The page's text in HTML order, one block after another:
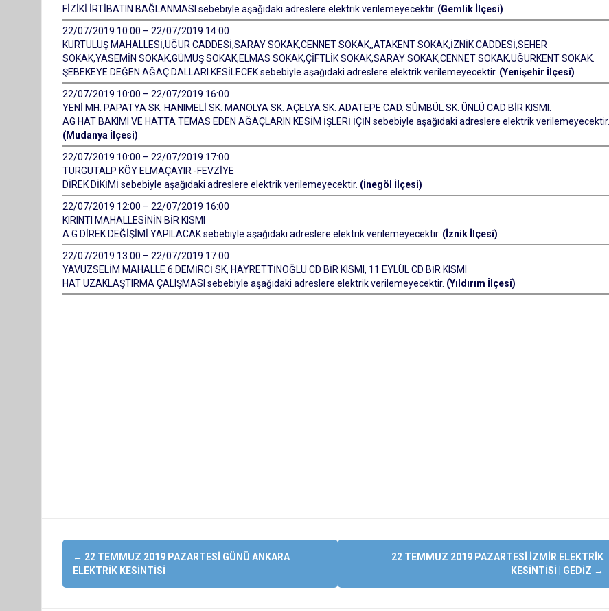
FİZİKİ İRTİBATIN BAĞLANMASI sebebiyle aşağıdaki adreslere elektrik verilemeyecektir. (Gemlik İlçesi)
22/07/2019 10:00 – 22/07/2019 14:00
KURTULUŞ MAHALLESİ,UĞUR CADDESİ,SARAY SOKAK,CENNET SOKAK,,ATAKENT SOKAK,İZNİK CADDESİ,SEHER
SOKAK,YASEMİN SOKAK,GÜMÜŞ SOKAK,ELMAS SOKAK,ÇİFTLİK SOKAK,SARAY SOKAK,CENNET SOKAK,UĞURKENT SOKAK.
ŞEBEKEYE DEĞEN AĞAÇ DALLARI KESİLECEK sebebiyle aşağıdaki adreslere elektrik verilemeyecektir. (Yenişehir İlçesi)
22/07/2019 10:00 – 22/07/2019 16:00
YENİ MH. PAPATYA SK. HANIMELİ SK. MANOLYA SK. AÇELYA SK. ADATEPE CAD. SÜMBÜL SK. ÜNLÜ CAD BİR KISMI.
AG HAT BAKIMI VE HATTA TEMAS EDEN AĞAÇLARIN KESİM İŞLERİ İÇİN sebebiyle aşağıdaki adreslere elektrik verilemeyecektir.
(Mudanya İlçesi)
22/07/2019 10:00 – 22/07/2019 17:00
TURGUTALP KÖY ELMAÇAYIR -FEVZİYE
DİREK DİKİMİ sebebiyle aşağıdaki adreslere elektrik verilemeyecektir. (İnegöl İlçesi)
22/07/2019 12:00 – 22/07/2019 16:00
KIRINTI MAHALLESİNİN BİR KISMI
A.G DİREK DEĞİŞİMİ YAPILACAK sebebiyle aşağıdaki adreslere elektrik verilemeyecektir. (İznik İlçesi)
22/07/2019 13:00 – 22/07/2019 17:00
YAVUZSELİM MAHALLE 6.DEMİRCİ SK, HAYRETTİNOĞLU CD BİR KISMI, 11 EYLÜL CD BİR KISMI
HAT UZAKLAŞTIRMA ÇALIŞMASI sebebiyle aşağıdaki adreslere elektrik verilemeyecektir. (Yıldırım İlçesi)
Yazı
dolaşımı
← 22 TEMMUZ 2019 PAZARTESI GÜNÜ ANKARA
ELEKTRIK KESINTISI
22 TEMMUZ 2019 PAZARTESI İZMIR ELEKTRIK
KESINTISI | GEDIZ →